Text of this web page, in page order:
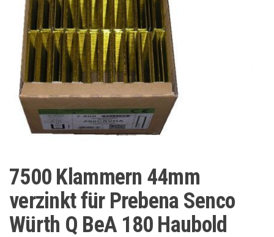
7500 Klammern 44mm
verzinkt für Prebena Senco
Würth Q BeA 180 Haubold